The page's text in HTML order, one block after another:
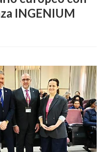
INGENIUM